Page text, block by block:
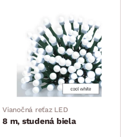
Vianočná reťaz LED
8 m, studená biela